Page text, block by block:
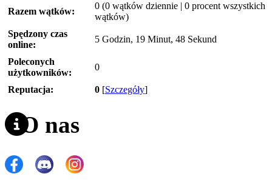
Razem wątków:
0 (0 wątków dziennie | 0 procent wszystkich
wątków)
Spędzony czas
online:
5 Godzin, 19 Minut, 48 Sekund
Poleconych
użytkowników:
0
Reputacja: 0 [Szczegóły]
O nas